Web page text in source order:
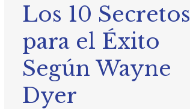
Los 10 Secretos
para el Éxito
Según Wayne
Dyer